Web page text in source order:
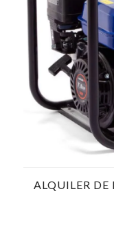
ALQUILER